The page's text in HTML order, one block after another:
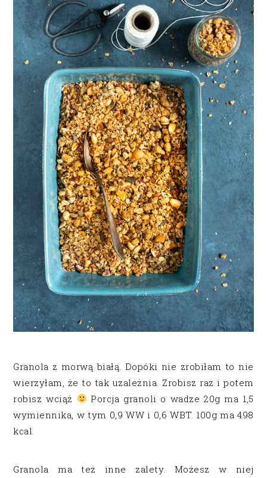
Granola z morwą białą. Dopóki nie zrobiłam to nie
wierzyłam, że to tak uzależnia. Zrobisz raz i potem
robisz wciąż
Porcja granoli o wadze 20g ma 1,5
wymiennika, w tym 0,9 WW i 0,6 WBT. 100g ma 498
kcal.
Granola ma też inne zalety. Możesz w niej